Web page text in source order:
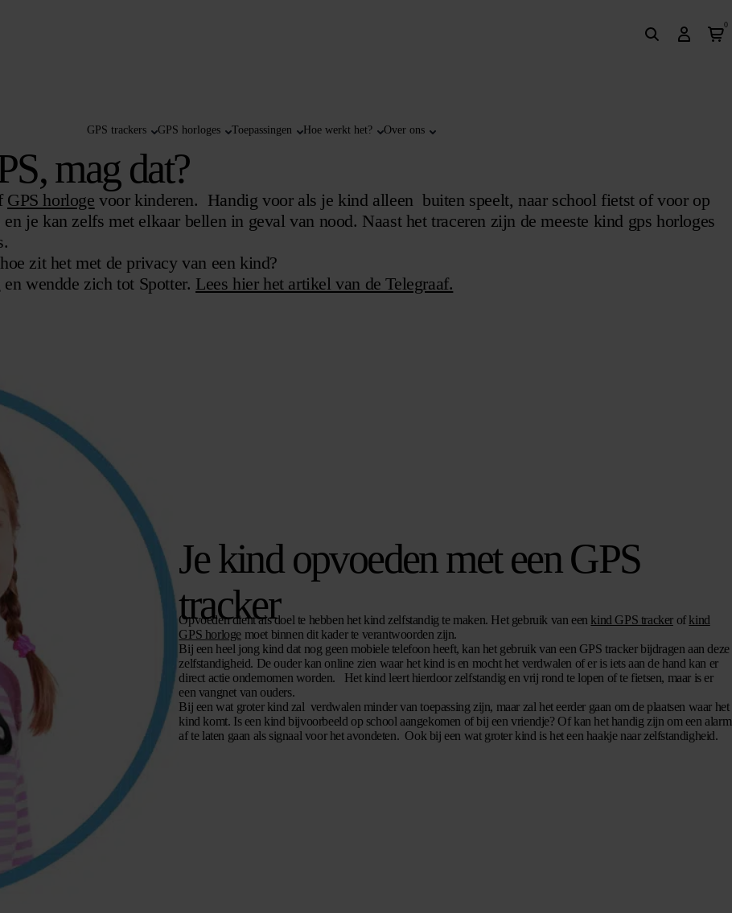
GPS trackers GPS horloges Toepassingen Hoe werkt het? Over ons
0
mag dat?
GPS horloge voor kinderen. Handig voor als je kind alleen buiten speelt, naar school fietst of voor op
je kan zelfs met elkaar bellen in geval van nood. Naast het traceren zijn de meeste kind gps horloges
zit het met de privacy van een kind?
wendde zich tot Spotter. Lees hier het artikel van de Telegraaf.
Je kind opvoeden met een GPS
tracker
Opvoeden dient als doel te hebben het kind zelfstandig te maken. Het gebruik van een kind GPS trackerof kind
GPS horlogemoet binnen dit kader te verantwoorden zijn.
Bij een heel jong kind dat nog geen mobiele telefoon heeft, kan het gebruik van een GPS tracker bijdragen aan deze
zelfstandigheid. De ouder kan online zien waar het kind is en mocht het verdwalen of er is iets aan de hand kan er
direct actie ondernomen worden. Het kind leert hierdoor zelfstandig en vrij rond te lopen of te fietsen, maar is er
een vangnet van ouders.
Bij een wat groter kind zal verdwalen minder van toepassing zijn, maar zal het eerder gaan om de plaatsen waar het
kind komt. Is een kind bijvoorbeeld op school aangekomen of bij een vriendje? Of kan het handig zijn om een alarm
af te laten gaan als signaal voor het avondeten. Ook bij een wat groter kind is het een haakje naar zelfstandigheid.